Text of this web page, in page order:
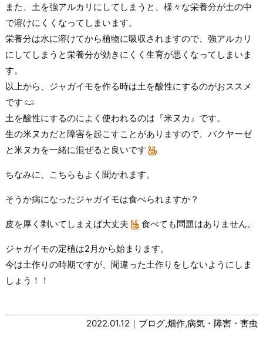
また、土を強アルカリにしてしまうと、様々な栄養分が土の中
で溶けにくくなってしまいます。
栄養分は水に溶けてから植物に吸収されますので、強アルカリ
にしてしまうと栄養分が効きにくく生育が悪くなってしまいま
す。
以上から、ジャガイモを作る時は土を酸性にするのがおススメ
です
土を酸性にするのによく使われるのは『米ヌカ』です。
生の米ヌカだと障害を起こすことがありますので、バクヤーゼ
と米ヌカを一緒に混ぜると良いです
ちなみに、こちらもよく聞かれます。
そうか病になったジャガイモは食べられますか？
皮を厚く剥いてしまえば大丈夫 食べても問題はありません。
ジャガイモの定植は2月から始まります。
今は土作りの時期ですが、間違った土作りをしないようにしま
しょう！！
2022.01.12｜ ブログ,畑作,病気・障害・害虫